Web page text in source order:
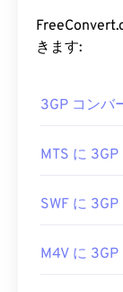
ワーク上の
メディア
3GP フ
QuickTimeで
いますが、
ムで簡単に
きます:
3GP コンバ
MTS に 3GP
SWF に 3GP
M4V に 3GP